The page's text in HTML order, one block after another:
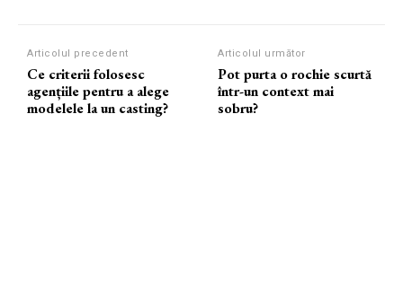
Articolul precedent
Ce criterii folosesc
agențiile pentru a alege
modelele la un casting?
Articolul următor
Pot purta o rochie scurtă
într-un context mai
sobru?